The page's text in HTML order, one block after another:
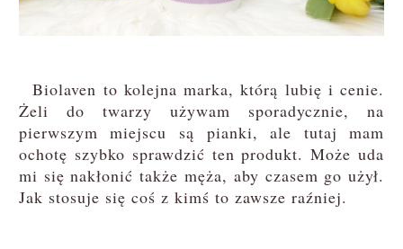
Biolaven to kolejna marka, którą lubię i cenie.
Żeli do twarzy używam sporadycznie, na
pierwszym miejscu są pianki, ale tutaj mam
ochotę szybko sprawdzić ten produkt. Może uda
mi się nakłonić także męża, aby czasem go użył.
Jak stosuje się coś z kimś to zawsze raźniej.